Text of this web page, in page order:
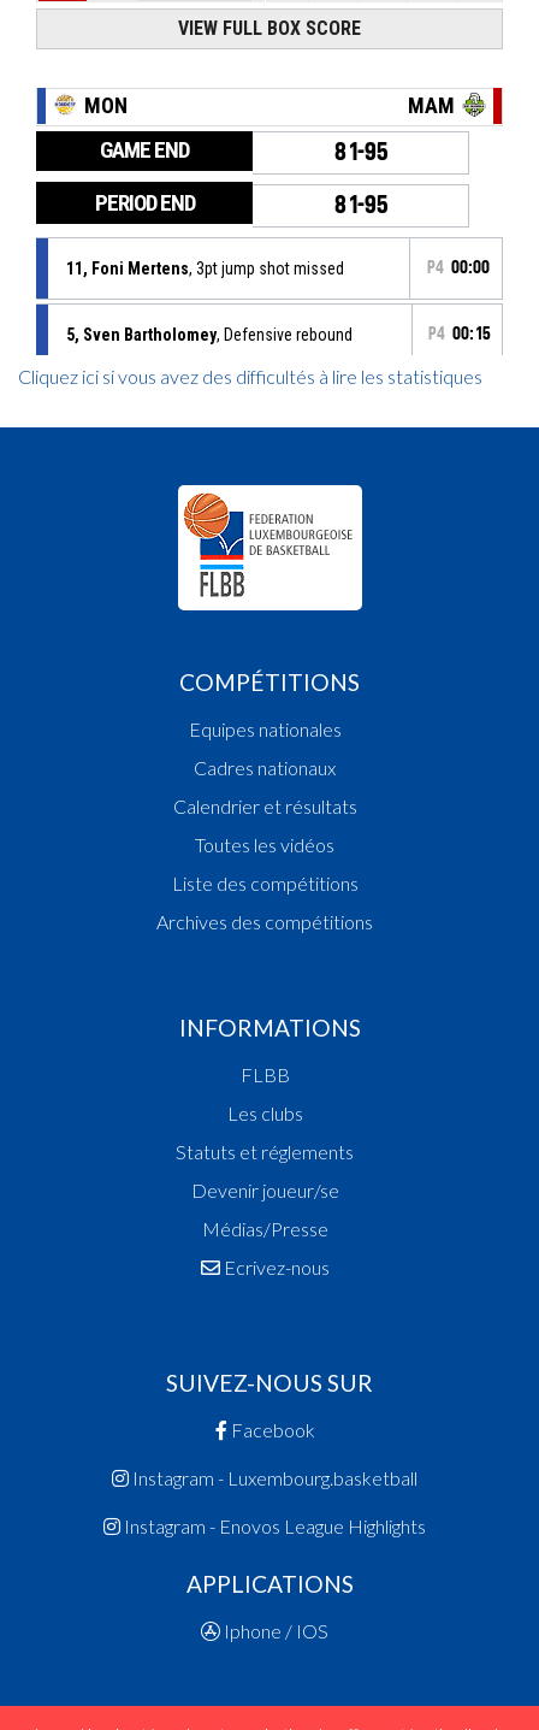
Cliquez ici si vous avez des difficultés à lire les statistiques
COMPÉTITIONS
Equipes nationales
Cadres nationaux
Calendrier et résultats
Toutes les vidéos
Liste des compétitions
Archives des compétitions
INFORMATIONS
FLBB
Les clubs
Statuts et réglements
Devenir joueur/se
Médias/Presse
Ecrivez-nous
SUIVEZ-NOUS SUR
Facebook
Instagram - Luxembourg.basketball
Instagram - Enovos League Highlights
APPLICATIONS
Iphone / IOS